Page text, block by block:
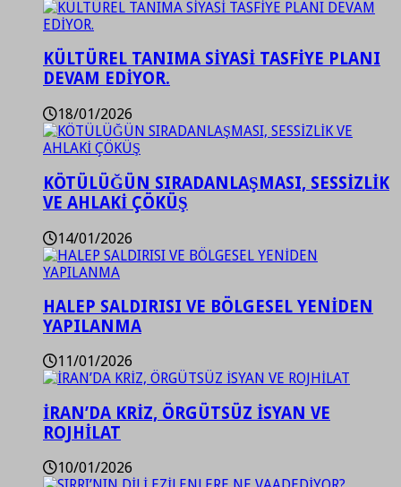
KÜLTÜREL TANIMA SİYASİ TASFİYE PLANI
DEVAM EDİYOR.
18/01/2026
KÖTÜLÜĞÜN SIRADANLAŞMASI, SESSİZLİK
VE AHLAKİ ÇÖKÜŞ
14/01/2026
HALEP SALDIRISI VE BÖLGESEL YENİDEN
YAPILANMA
11/01/2026
İRAN’DA KRİZ, ÖRGÜTSÜZ İSYAN VE
ROJHİLAT
10/01/2026